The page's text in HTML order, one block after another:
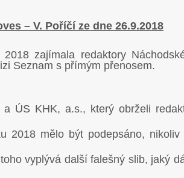
– V. Poříčí ze dne 26.9.2018
zajímala redaktory
Seznam s přímým přenosem.
ÚS KHK, a.s., který obrželi
mělo být podepsáno, nikoliv
vyplývá další falešný slib, jaký